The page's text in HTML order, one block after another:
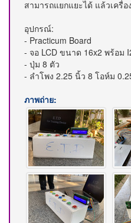
สามารถแยกแยะได้ แล้วเครื่
อุปกรณ์:
- Practicum Board
- จอ LCD ขนาด 16x2 พร้อม
- ปุ่ม 8 ตัว
- ลำโพง 2.25 นิ้ว 8 โอห์ม
ภาพถ่าย: